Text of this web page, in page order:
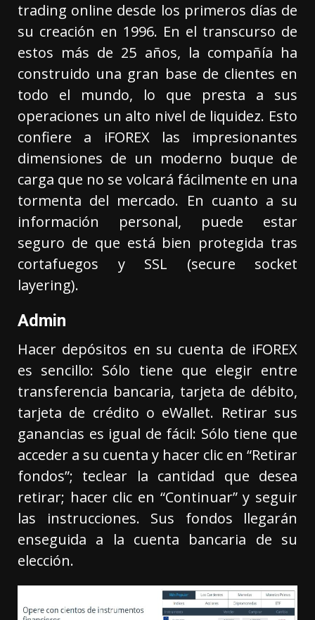
trading online desde los primeros días de
su creación en 1996. En el transcurso de
estos más de 25 años, la compañía ha
construido una gran base de clientes en
todo el mundo, lo que presta a sus
operaciones un alto nivel de liquidez. Esto
confiere a iFOREX las impresionantes
dimensiones de un moderno buque de
carga que no se volcará fácilmente en una
tormenta del mercado. En cuanto a su
información personal, puede estar
seguro de que está bien protegida tras
cortafuegos y SSL (secure socket
layering).
Admin
Hacer depósitos en su cuenta de iFOREX
es sencillo: Sólo tiene que elegir entre
transferencia bancaria, tarjeta de débito,
tarjeta de crédito o eWallet. Retirar sus
ganancias es igual de fácil: Sólo tiene que
acceder a su cuenta y hacer clic en “Retirar
fondos”; teclear la cantidad que desea
retirar; hacer clic en “Continuar” y seguir
las instrucciones. Sus fondos llegarán
enseguida a la cuenta bancaria de su
elección.